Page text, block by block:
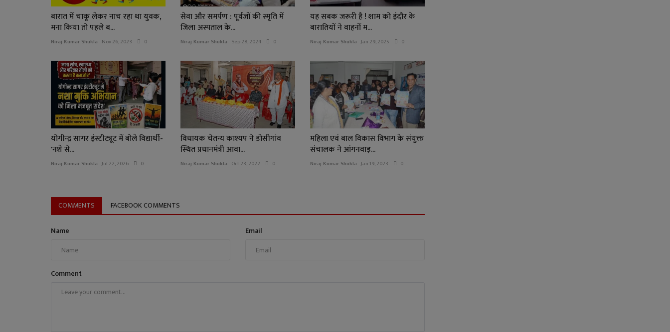
बारात में चाकू लेकर नाच रहा था युवक,
मना किया तो पहले ब...
Niraj Kumar Shukla Nov 26, 2023 0
सेवा और समर्पण : पूर्वजों की स्मृति में
जिला अस्पताल के...
Niraj Kumar Shukla Sep 28, 2024 0
यह सबक जरूरी है ! शाम को इंदौर के
बारातियों ने वाहनों म...
Niraj Kumar Shukla Jan 29, 2025 0
योगीन्द्र सागर इंस्टीट्यूट में बोले विद्यार्थी-
'नशे से...
Niraj Kumar Shukla Jul 22, 2026 0
विधायक चेतन्य काश्यप ने डोसीगांव
स्थित प्रधानमंत्री आवा...
Niraj Kumar Shukla Oct 23, 2022 0
महिला एवं बाल विकास विभाग के संयुक्त
संचालक ने आंगनवाड़...
Niraj Kumar Shukla Jan 19, 2023 0
COMMENTS FACEBOOK COMMENTS
Name Email
Comment